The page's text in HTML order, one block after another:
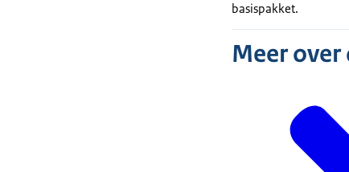
basispakket.
Meer